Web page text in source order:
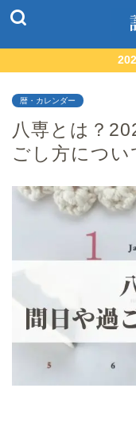
暦・カレンダー
八専とは？
ごし方につい